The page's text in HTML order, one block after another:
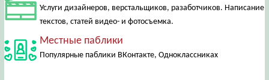
Услуги дизайнеров, верстальщиков, разаботчиков. Написание
текстов, статей видео- и фотосъемка.
Местные паблики
Популярные паблики ВКонтакте, Одноклассниках